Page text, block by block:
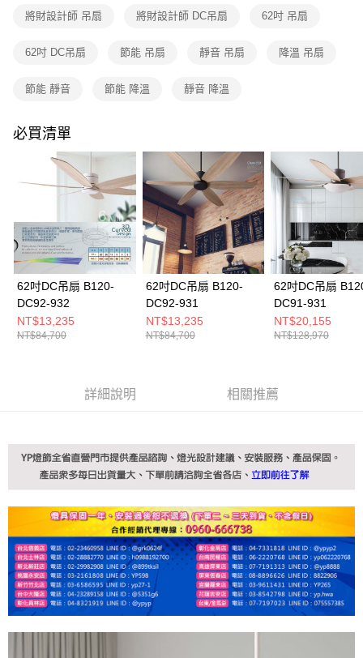
後付繳納相關費用。
是否繳費成功／繳費後需取消欲退款等相關疑問，請聯繫「AFTEE先享後付
【注意事項】
權轉讓予恩沛科技股份有限公司。
２．關於個人資料處理事宜，請瀏覽以下網址：
https://aftee.tw/terms/#terms3
３．未成年的使用者請事先徵得法定代理人或監護人之同意方可使用
「AFTEE先享後付」，若未經同意申辦者引起之損失，本公司不負相關責
４．使用「AFTEE先享後付」時，將依據個別帳號之用戶狀況，依本公司即
時審查核予不同之上限額度；若仍有額度不足之情形，本公司將視審查結果
請求用戶進行身份認證。
５．嚴禁一人註冊多個帳號或使用他人資訊註冊。若發現惡意使用之情形，
恩沛科技股份有限公司將有權停止該用戶之使用額度並採取法律行動。
將財設計師 吊扇 將財設計師 DC吊扇 62吋 吊扇
62吋 DC吊扇 節能 吊扇 靜音 吊扇 降溫 吊扇
節能 靜音 節能 降溫 靜音 降溫
必買清單
62吋DC吊扇 B120-
DC92-932
NT$13,235
NT$84,700
62吋DC吊扇 B120-
DC92-931
NT$13,235
NT$84,700
62吋DC吊扇
DC91-931
NT$20,155
NT$128,970
詳細說明 相關推薦